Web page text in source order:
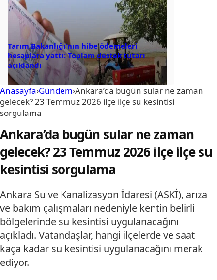
Tarım Bakanlığı’nın hibe ödemeleri
hesaplara yattı: Toplam destek tutarı
açıklandı
Anasayfa›Gündem›Ankara’da bugün sular ne zaman
gelecek? 23 Temmuz 2026 ilçe ilçe su kesintisi
sorgulama
Ankara’da bugün sular ne zaman
gelecek? 23 Temmuz 2026 ilçe ilçe su
kesintisi sorgulama
Ankara Su ve Kanalizasyon İdaresi (ASKİ), arıza
ve bakım çalışmaları nedeniyle kentin belirli
bölgelerinde su kesintisi uygulanacağını
açıkladı. Vatandaşlar, hangi ilçelerde ve saat
kaça kadar su kesintisi uygulanacağını merak
ediyor.